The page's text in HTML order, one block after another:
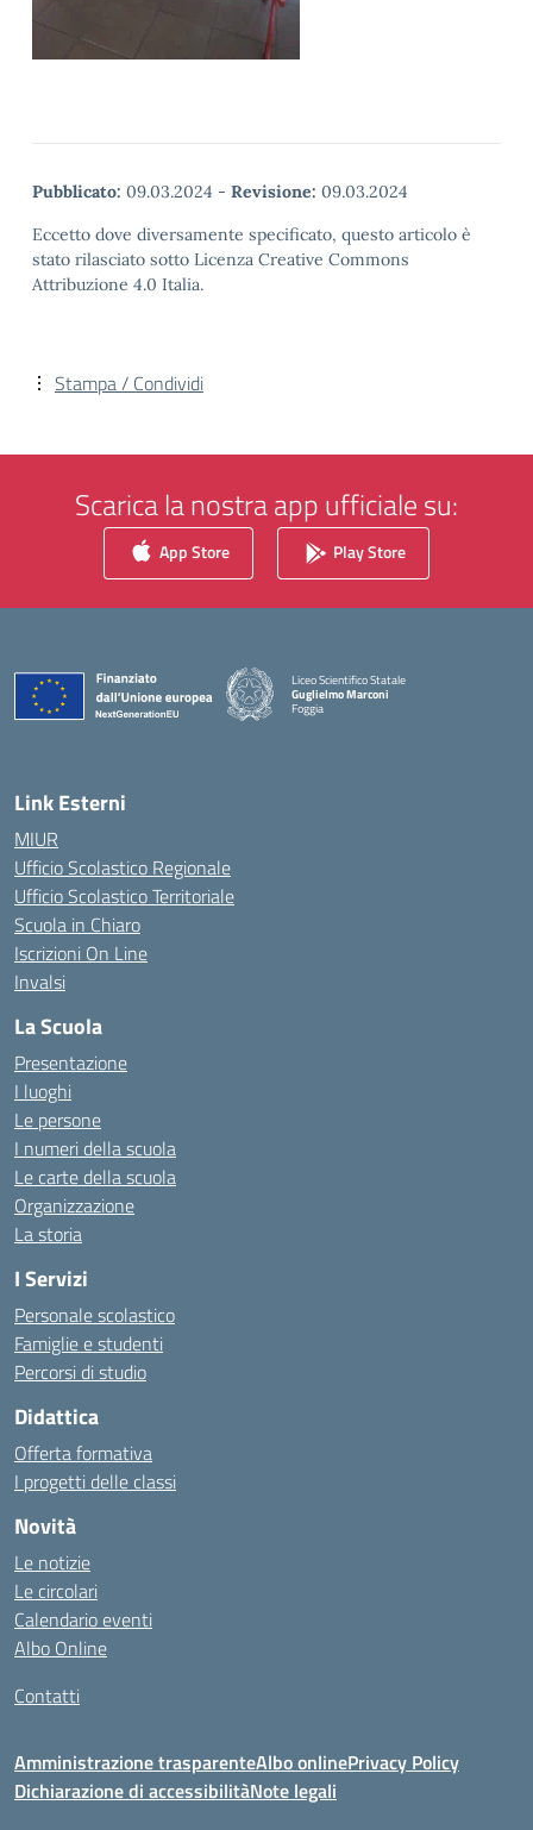
Pubblicato: 09.03.2024 - Revisione: 09.03.2024
Eccetto dove diversamente specificato, questo articolo è
stato rilasciato sotto Licenza Creative Commons
Attribuzione 4.0 Italia.
Stampa / Condividi
Scarica la nostra app ufficiale su:
App Store Play Store
Liceo Scientifico Statale
Guglielmo Marconi
Foggia
— Visita la pagina iniziale della scuola
Link Esterni
MIUR
Ufficio Scolastico Regionale
Ufficio Scolastico Territoriale
Scuola in Chiaro
Iscrizioni On Line
Invalsi
La Scuola
Presentazione
I luoghi
Le persone
I numeri della scuola
Le carte della scuola
Organizzazione
La storia
I Servizi
Personale scolastico
Famiglie e studenti
Percorsi di studio
Didattica
Offerta formativa
I progetti delle classi
Novità
Le notizie
Le circolari
Calendario eventi
Albo Online
Contatti
Amministrazione trasparenteAlbo onlinePrivacy Policy
Dichiarazione di accessibilitàNote legali